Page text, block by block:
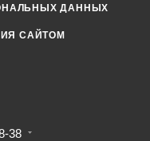
ДАННЫХ
САЙТОМ
38